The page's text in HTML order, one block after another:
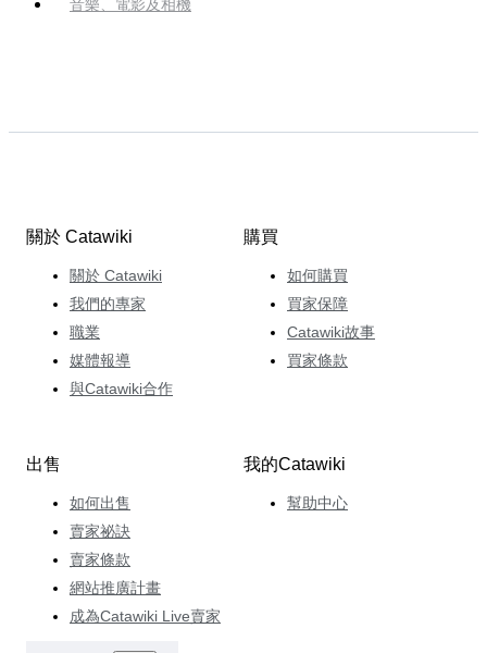
音樂、電影及相機
關於 Catawiki
關於 Catawiki
我們的專家
職業
媒體報導
與Catawiki合作
購買
如何購買
買家保障
Catawiki故事
買家條款
出售
如何出售
賣家祕訣
賣家條款
網站推廣計畫
成為Catawiki Live賣家
我的Catawiki
幫助中心